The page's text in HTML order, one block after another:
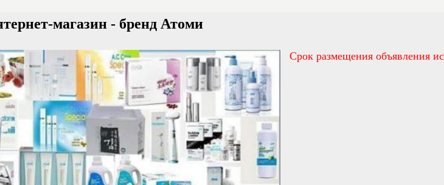
магазин - бренд Атоми
Срок размещения объявления